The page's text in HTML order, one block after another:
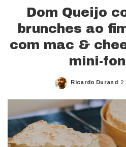
Dom Queijo
brunches ao
com mac &
mini-
Posted
Ricardo Durand 2